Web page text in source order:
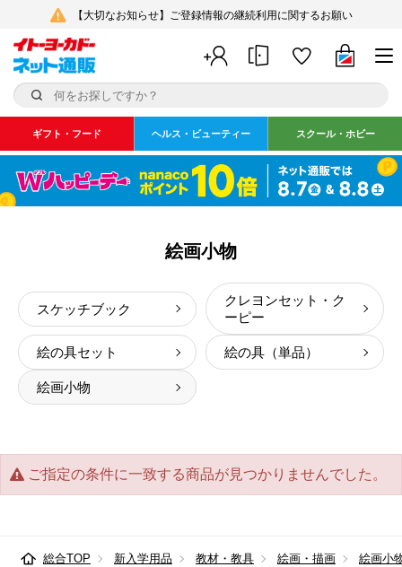
【大切なお知らせ】ご登録情報の継続利用に関するお願い
ギフト・フード ヘルス・ビューティー スクール・ホビー
絵画小物
スケッチブック
クレヨンセット・ク
ーピー
絵の具セット 絵の具（単品）
絵画小物
ご指定の条件に一致する商品が見つかりませんでした。
総合TOP 新入学用品 教材・教具 絵画・描画 絵画小